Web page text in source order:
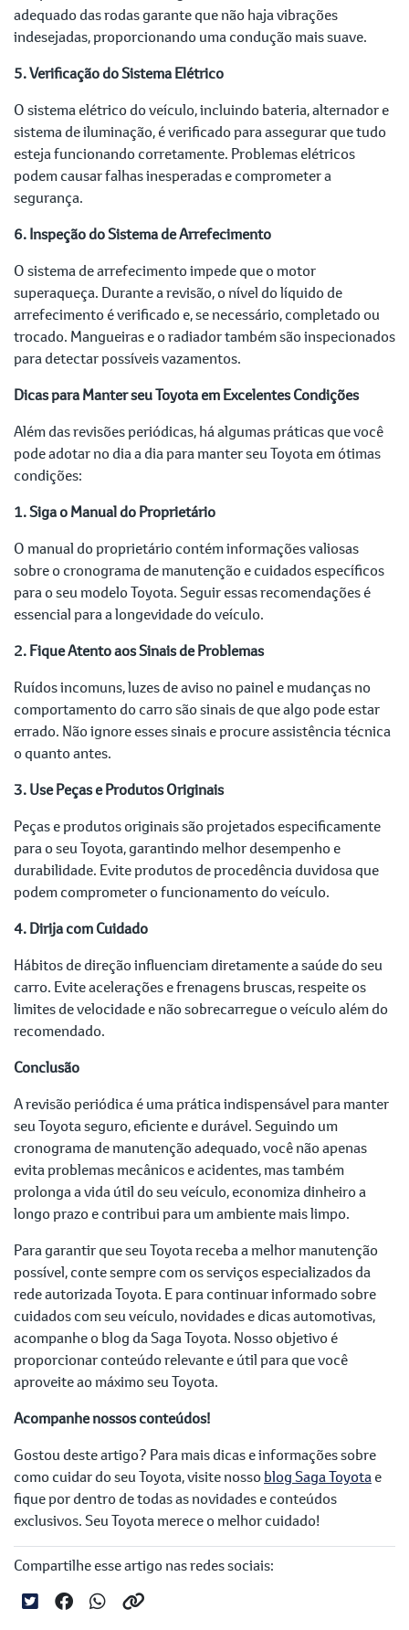
adequado das rodas garante que não haja vibrações
indesejadas, proporcionando uma condução mais suave.
5. Verificação do Sistema Elétrico
O sistema elétrico do veículo, incluindo bateria, alternador e
sistema de iluminação, é verificado para assegurar que tudo
esteja funcionando corretamente. Problemas elétricos
podem causar falhas inesperadas e comprometer a
segurança.
6. Inspeção do Sistema de Arrefecimento
O sistema de arrefecimento impede que o motor
superaqueça. Durante a revisão, o nível do líquido de
arrefecimento é verificado e, se necessário, completado ou
trocado. Mangueiras e o radiador também são inspecionados
para detectar possíveis vazamentos.
Dicas para Manter seu Toyota em Excelentes Condições
Além das revisões periódicas, há algumas práticas que você
pode adotar no dia a dia para manter seu Toyota em ótimas
condições:
1. Siga o Manual do Proprietário
O manual do proprietário contém informações valiosas
sobre o cronograma de manutenção e cuidados específicos
para o seu modelo Toyota. Seguir essas recomendações é
essencial para a longevidade do veículo.
2. Fique Atento aos Sinais de Problemas
Ruídos incomuns, luzes de aviso no painel e mudanças no
comportamento do carro são sinais de que algo pode estar
errado. Não ignore esses sinais e procure assistência técnica
o quanto antes.
3. Use Peças e Produtos Originais
Peças e produtos originais são projetados especificamente
para o seu Toyota, garantindo melhor desempenho e
durabilidade. Evite produtos de procedência duvidosa que
podem comprometer o funcionamento do veículo.
4. Dirija com Cuidado
Hábitos de direção influenciam diretamente a saúde do seu
carro. Evite acelerações e frenagens bruscas, respeite os
limites de velocidade e não sobrecarregue o veículo além do
recomendado.
Conclusão
A revisão periódica é uma prática indispensável para manter
seu Toyota seguro, eficiente e durável. Seguindo um
cronograma de manutenção adequado, você não apenas
evita problemas mecânicos e acidentes, mas também
prolonga a vida útil do seu veículo, economiza dinheiro a
longo prazo e contribui para um ambiente mais limpo.
Para garantir que seu Toyota receba a melhor manutenção
possível, conte sempre com os serviços especializados da
rede autorizada Toyota. E para continuar informado sobre
cuidados com seu veículo, novidades e dicas automotivas,
acompanhe o blog da Saga Toyota. Nosso objetivo é
proporcionar conteúdo relevante e útil para que você
aproveite ao máximo seu Toyota.
Acompanhe nossos conteúdos!
Gostou deste artigo? Para mais dicas e informações sobre
como cuidar do seu Toyota, visite nosso blog Saga Toyotae
fique por dentro de todas as novidades e conteúdos
exclusivos. Seu Toyota merece o melhor cuidado!
Compartilhe esse artigo nas redes sociais: